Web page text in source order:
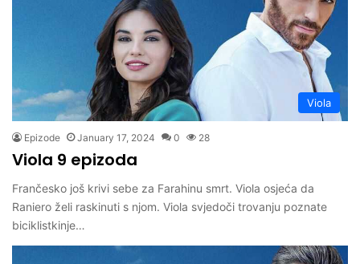
Viola
Epizode January 17, 2024 0 28
Viola 9 epizoda
Frančesko još krivi sebe za Farahinu smrt. Viola osjeća da
Raniero želi raskinuti s njom. Viola svjedoči trovanju poznate
biciklistkinje…